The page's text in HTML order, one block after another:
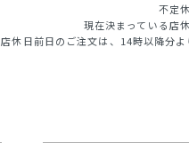
不定
現在決まっている店
店休日前日のご注文は、14時以降分